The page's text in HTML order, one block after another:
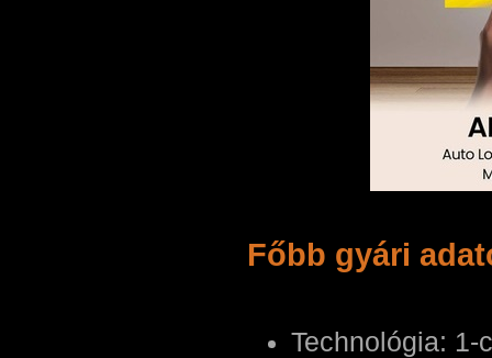
Főbb gyári
Technológia: 1-